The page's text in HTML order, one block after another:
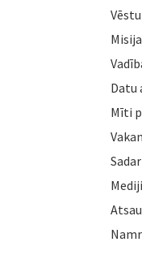
Datu
Mīti